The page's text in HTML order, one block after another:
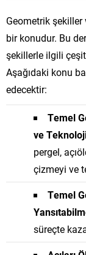
Geometrik
bir konudur. Bu
şekillerle ilgili
Aşağıdaki konu
edecektir:
Temel
ve
pergel,
çizmeyi ve
Temel
süreçte